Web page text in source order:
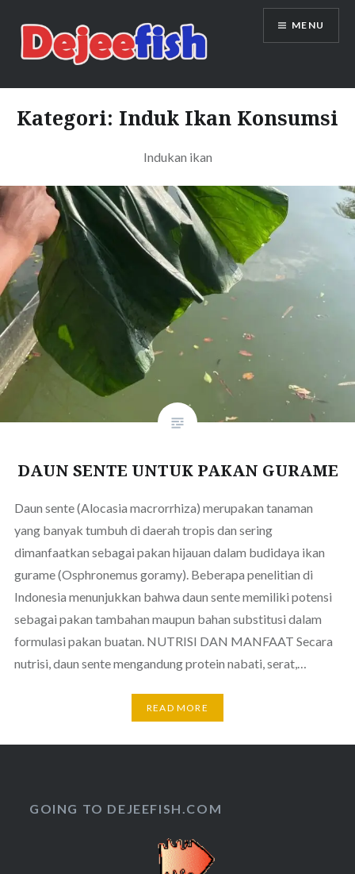
content
DEJEEFISH | PRODUSEN BENIH
IKAN BERKUALITAS INDONESIA
MENU
Kategori: Induk Ikan Konsumsi
Indukan ikan
DAUN SENTE UNTUK PAKAN GURAME
Daun sente (Alocasia macrorrhiza) merupakan tanaman
yang banyak tumbuh di daerah tropis dan sering
dimanfaatkan sebagai pakan hijauan dalam budidaya ikan
gurame (Osphronemus goramy). Beberapa penelitian di
Indonesia menunjukkan bahwa daun sente memiliki potensi
sebagai pakan tambahan maupun bahan substitusi dalam
formulasi pakan buatan. NUTRISI DAN MANFAAT Secara
nutrisi, daun sente mengandung protein nabati, serat,…
READ MORE
GOING TO DEJEEFISH.COM